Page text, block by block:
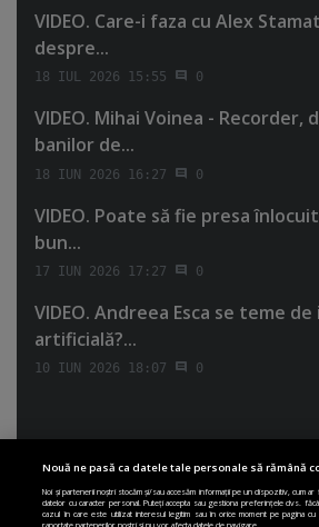
VIDEO. Care-i faza cu Alex
despre...
18 IUL 2026 15:55 0
VIDEO. Mihai Voinea - Recorder,
banilor de...
18 IUN 2026 16:27 0
VIDEO. Poate să fie presa
bun...
17 IUN 2026 17:27 0
VIDEO. Andreea Esca se teme
artificială?...
10 IUN 2026 18:07 0
Nouă ne pasă ca datele tale personale să rămână
Noi și partenerii noștri stocăm și/sau accesăm informații pe un dispozitiv, cum
datelor cu caracter personal. Puteți accepta sau gestiona preferințele dvs.
cazul în care este utilizat interesul legitim sau în orice moment pe pagina
raportate partenerilor noștri și nu vor afecta datele de navigare.